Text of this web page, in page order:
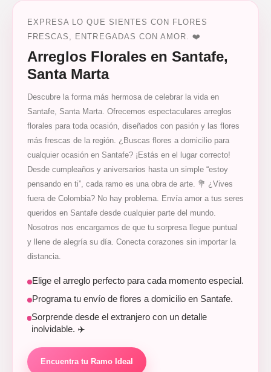
EXPRESA LO QUE SIENTES CON FLORES
FRESCAS, ENTREGADAS CON AMOR. ❤️
Arreglos Florales en Santafe,
Santa Marta
Descubre la forma más hermosa de celebrar la vida en
Santafe, Santa Marta. Ofrecemos espectaculares arreglos
florales para toda ocasión, diseñados con pasión y las flores
más frescas de la región. ¿Buscas flores a domicilio para
cualquier ocasión en Santafe? ¡Estás en el lugar correcto!
Desde cumpleaños y aniversarios hasta un simple “estoy
pensando en ti”, cada ramo es una obra de arte. 💐 ¿Vives
fuera de Colombia? No hay problema. Envía amor a tus seres
queridos en Santafe desde cualquier parte del mundo.
Nosotros nos encargamos de que tu sorpresa llegue puntual
y llene de alegría su día. Conecta corazones sin importar la
distancia.
Elige el arreglo perfecto para cada momento especial.
Programa tu envío de flores a domicilio en Santafe.
Sorprende desde el extranjero con un detalle
inolvidable. ✈️
Encuentra tu Ramo Ideal